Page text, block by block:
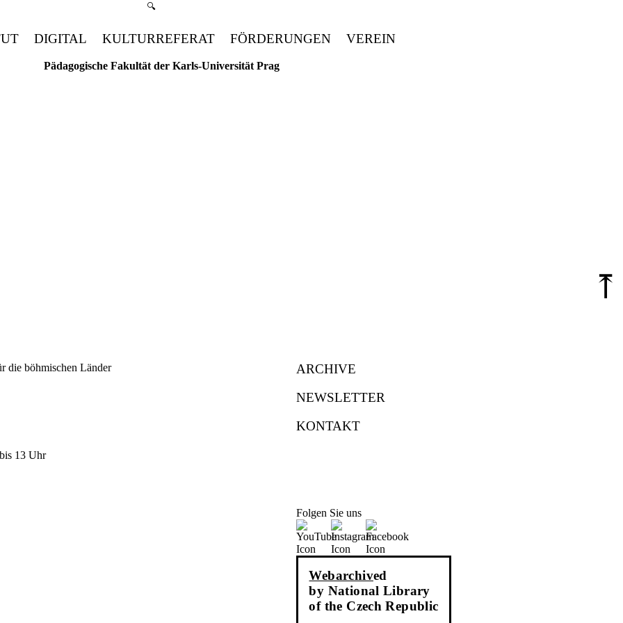
Suchmenü öffnen
🔍
DIGITAL KULTURREFERAT FÖRDERUNGEN VEREIN
Pädagogische Fakultät der Karls-Universität Prag
⤒
13 Uhr
ARCHIVE
NEWSLETTER
KONTAKT
Folgen Sie uns
Webarchived
by National Library
of the Czech Republic